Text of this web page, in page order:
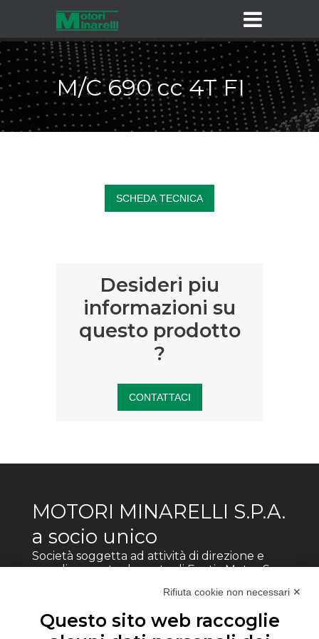
M/C 690 cc 4T FI
SCHEDA TECNICA
Desideri piu
informazioni su
questo prodotto
?
CONTATTACI
MOTORI MINARELLI S.P.A.
a socio unico
Società soggetta ad attività di direzione e
coordinamento da parte di Fantic Motor Spa
Via s.Vitalino 19, 40012 - Calderara di Reno
(BO)
Partita IVA: 00502311202
Rifiuta cookie non necessari ✕
Questo sito web raccoglie